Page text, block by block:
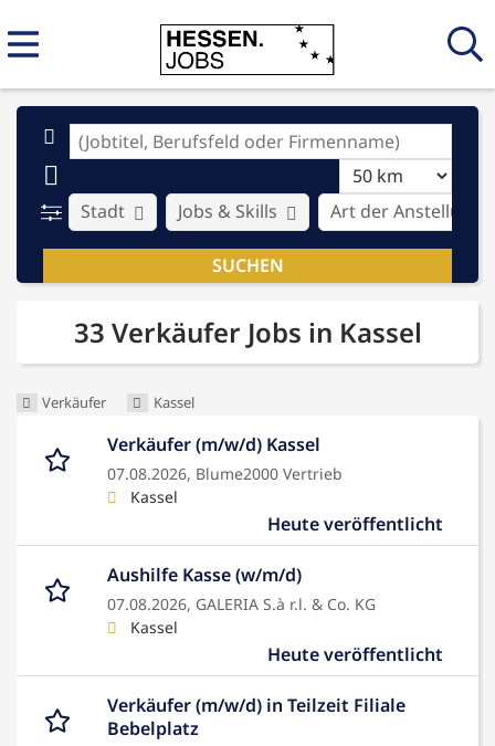
Stadt Art der Anstellung
Jobs & Skills
33 Verkäufer Jobs in Kassel
Verkäufer Kassel
Verkäufer (m/w/d) Kassel
07.08.2026, Blume2000 Vertrieb
Kassel
Heute veröffentlicht
Aushilfe Kasse (w/m/d)
07.08.2026, GALERIA S.à r.l. & Co. KG
Kassel
Heute veröffentlicht
Verkäufer (m/w/d) in Teilzeit Filiale
Bebelplatz